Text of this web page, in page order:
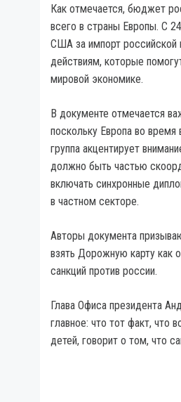
Как отмечается, бюджет
всего в страны Европы. С
США за импорт российской
действиям, которые
мировой экономике.
В документе отмечается
поскольку Европа во время
группа акцентирует
должно быть частью
включать синхронные
в частном секторе.
Авторы документа
взять Дорожную карту как
санкций против россии.
Глава Офиса президента
главное: что тот факт, что
детей, говорит о том, что